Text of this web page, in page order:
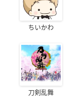
ちいかわ
刀剣乱舞